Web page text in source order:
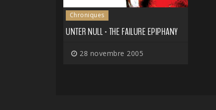
Chroniques
UNTER NULL - THE FAILURE EPIPHANY
28 novembre 2005